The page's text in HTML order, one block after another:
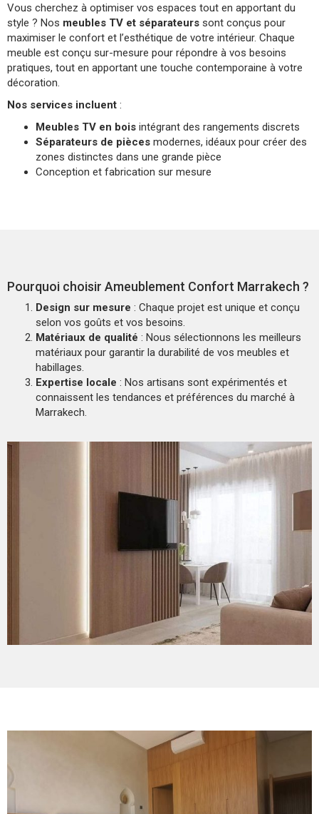
Vous cherchez à optimiser vos espaces tout en apportant du
style ? Nos meubles TV et séparateurs sont conçus pour
maximiser le confort et l’esthétique de votre intérieur. Chaque
meuble est conçu sur-mesure pour répondre à vos besoins
pratiques, tout en apportant une touche contemporaine à votre
décoration.
Nos services incluent :
Meubles TV en bois intégrant des rangements discrets
Séparateurs de pièces modernes, idéaux pour créer des
zones distinctes dans une grande pièce
Conception et fabrication sur mesure
Pourquoi choisir Ameublement Confort Marrakech ?
Design sur mesure : Chaque projet est unique et conçu
selon vos goûts et vos besoins.
Matériaux de qualité : Nous sélectionnons les meilleurs
matériaux pour garantir la durabilité de vos meubles et
habillages.
Expertise locale : Nos artisans sont expérimentés et
connaissent les tendances et préférences du marché à
Marrakech.